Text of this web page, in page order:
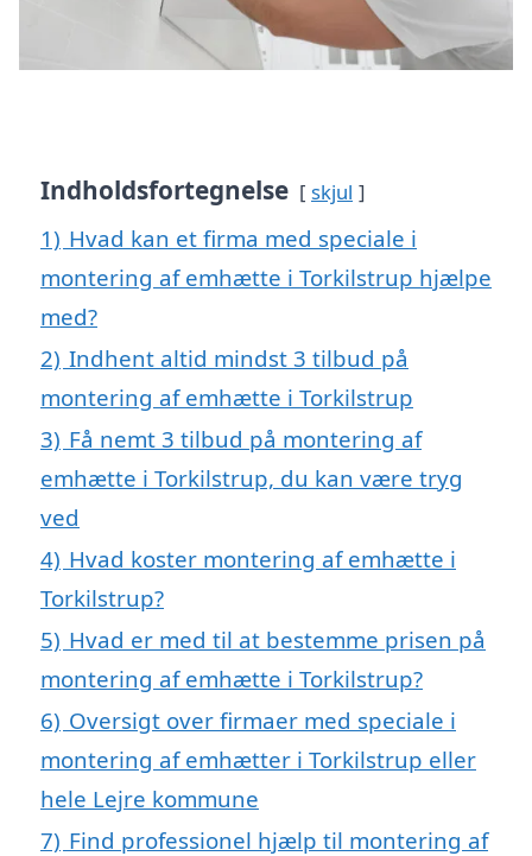
Indholdsfortegnelse skjul
1) Hvad kan et firma med speciale i
montering af emhætte i Torkilstrup hjælpe
med?
2) Indhent altid mindst 3 tilbud på
montering af emhætte i Torkilstrup
3) Få nemt 3 tilbud på montering af
emhætte i Torkilstrup, du kan være tryg
ved
4) Hvad koster montering af emhætte i
Torkilstrup?
5) Hvad er med til at bestemme prisen på
montering af emhætte i Torkilstrup?
6) Oversigt over firmaer med speciale i
montering af emhætter i Torkilstrup eller
hele Lejre kommune
7) Find professionel hjælp til montering af